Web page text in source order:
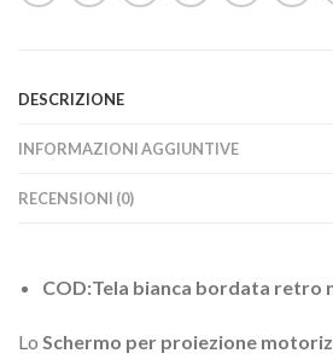
DESCRIZIONE
INFORMAZIONI AGGIUNTIVE
RECENSIONI (0)
COD:Tela bianca bordata retro
Lo Schermo per proiezione